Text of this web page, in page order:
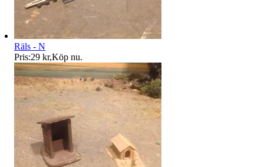
Räls - N
Pris:29 kr,Köp nu.